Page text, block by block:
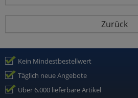
Zurück
Kein Mindestbestellwert
Täglich neue Angebote
Über 6.000 lieferbare Artikel